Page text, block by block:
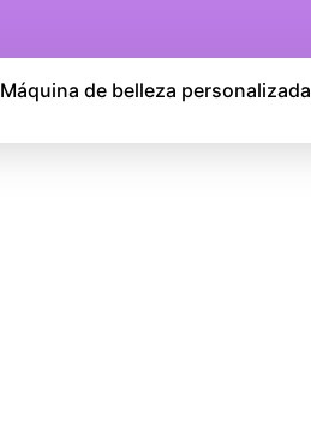
Máquina de belleza personalizada